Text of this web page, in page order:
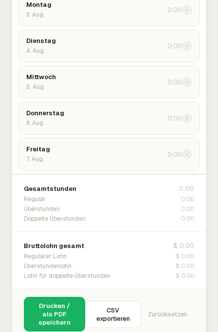
Montag
3. Aug.
0:00 ›
Dienstag
4. Aug.
0:00 ›
Mittwoch
5. Aug.
0:00 ›
Donnerstag
6. Aug.
0:00 ›
Freitag
7. Aug.
0:00 ›
Gesamtstunden 0:00
Regulär 0:00
Überstunden 0:00
Doppelte Überstunden 0:00
Bruttolohn gesamt $ 0.00
Regulärer Lohn $ 0.00
Überstundenlohn $ 0.00
Lohn für doppelte Überstunden $ 0.00
Drucken /
als PDF
speichern
CSV
exportieren
Zurücksetzen